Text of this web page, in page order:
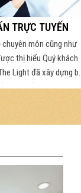
TRỰC TUYẾN
chuyên môn cũng như
thị hiếu Quý khách
Light đã xây dựng
qua nhiều kênh khác
đài 1900 0069, email,